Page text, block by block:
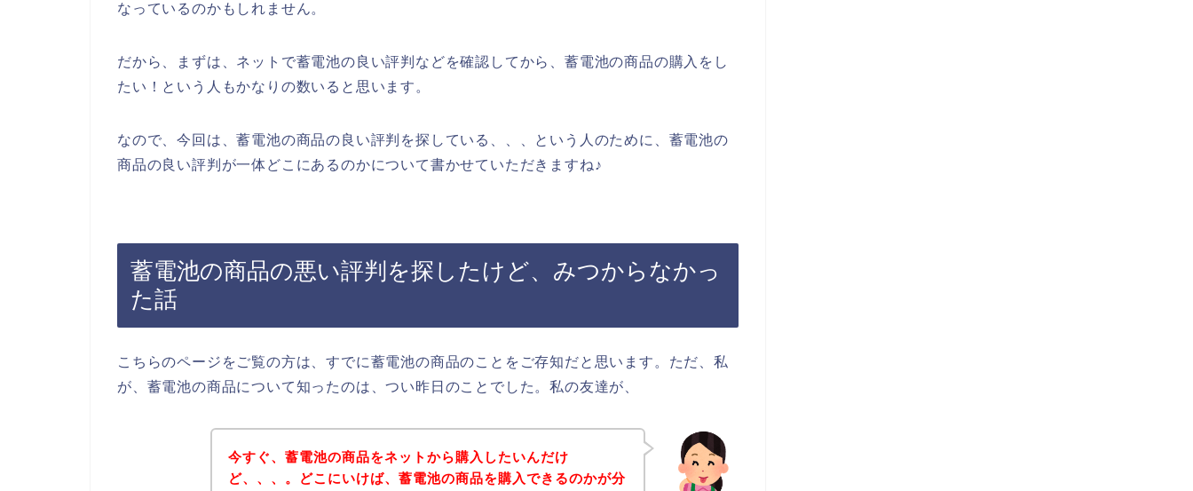
なっているのかもしれません。
だから、まずは、ネットで蓄電池の良い評判などを確認してから、蓄電池の商品の購入をし
たい！という人もかなりの数いると思います。
なので、今回は、蓄電池の商品の良い評判を探している、、、という人のために、蓄電池の
商品の良い評判が一体どこにあるのかについて書かせていただきますね♪
蓄電池の商品の悪い評判を探したけど、みつからなかっ
た話
こちらのページをご覧の方は、すでに蓄電池の商品のことをご存知だと思います。ただ、私
が、蓄電池の商品について知ったのは、つい昨日のことでした。私の友達が、
今すぐ、蓄電池の商品をネットから購入したいんだけ
ど、、、。どこにいけば、蓄電池の商品を購入できるのかが分